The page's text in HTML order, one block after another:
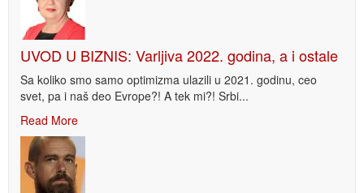
UVOD U BIZNIS: Varljiva 2022. godina, a i ostale
Sa koliko smo samo optimizma ulazili u 2021. godinu, ceo
svet, pa i naš deo Evrope?! A tek mi?! Srbi...
Read More